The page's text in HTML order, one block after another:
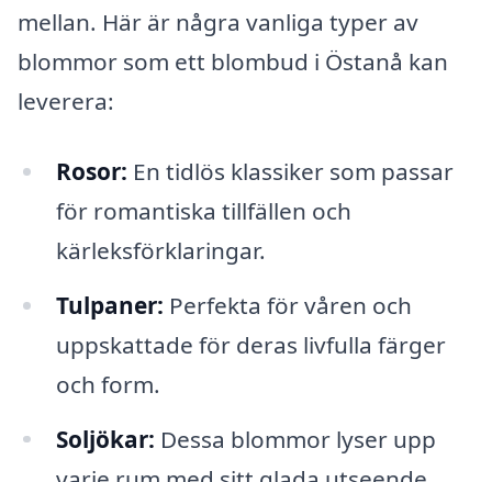
mellan. Här är några vanliga typer av
blommor som ett blombud i Östanå kan
leverera:
Rosor: En tidlös klassiker som passar
för romantiska tillfällen och
kärleksförklaringar.
Tulpaner: Perfekta för våren och
uppskattade för deras livfulla färger
och form.
Soljökar: Dessa blommor lyser upp